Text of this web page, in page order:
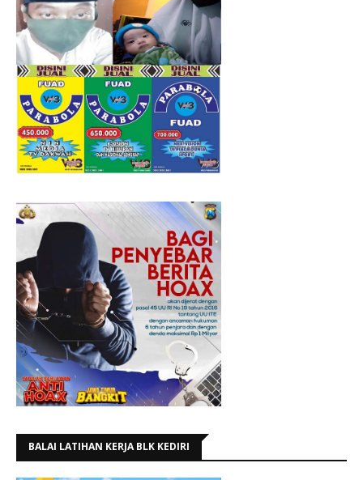
BALAI LATIHAN KERJA BLK KEDIRI